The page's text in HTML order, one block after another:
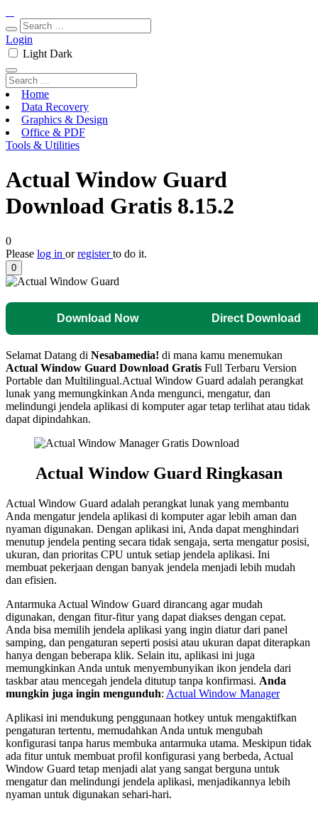
Login
Light Dark
Home
Data Recovery
Graphics & Design
Office & PDF
Tools & Utilities
Actual Window Guard
Download Gratis 8.15.2
0
Please log in orregisterto do it.
0
Download Now Direct Download
Selamat Datang di Nesabamedia! di mana kamu menemukan
Actual Window Guard Download Gratis Full Terbaru Version
Portable dan Multilingual.Actual Window Guard adalah perangkat
lunak yang memungkinkan Anda mengunci, mengatur, dan
melindungi jendela aplikasi di komputer agar tetap terlihat atau tidak
dapat dipindahkan.
Actual Window Guard Ringkasan
Actual Window Guard adalah perangkat lunak yang membantu
Anda mengatur jendela aplikasi di komputer agar lebih aman dan
nyaman digunakan. Dengan aplikasi ini, Anda dapat menghindari
menutup jendela penting secara tidak sengaja, serta mengatur posisi,
ukuran, dan prioritas CPU untuk setiap jendela aplikasi. Ini
membuat pekerjaan dengan banyak jendela menjadi lebih mudah
dan efisien.
Antarmuka Actual Window Guard dirancang agar mudah
digunakan, dengan fitur-fitur yang dapat diakses dengan cepat.
Anda bisa memilih jendela aplikasi yang ingin diatur dari panel
samping, dan pengaturan seperti posisi atau ukuran dapat diterapkan
hanya dengan beberapa klik. Selain itu, aplikasi ini juga
memungkinkan Anda untuk menyembunyikan ikon jendela dari
taskbar atau mencegah jendela ditutup tanpa konfirmasi. Anda
mungkin juga ingin mengunduh: Actual Window Manager
Aplikasi ini mendukung penggunaan hotkey untuk mengaktifkan
pengaturan tertentu, memudahkan Anda untuk mengubah
konfigurasi tanpa harus membuka antarmuka utama. Meskipun tidak
ada fitur untuk membuat profil konfigurasi yang berbeda, Actual
Window Guard tetap menjadi alat yang sangat berguna untuk
mengatur dan melindungi jendela aplikasi, menjadikannya lebih
nyaman untuk digunakan sehari-hari.